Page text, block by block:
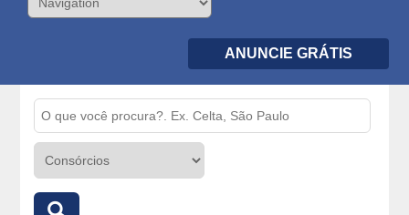
ANUNCIE GRÁTIS